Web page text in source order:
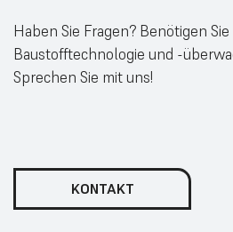
Haben Sie Fragen? Benötigen
Baustofftechnologie und -
Sprechen Sie mit uns!
KONTAKT